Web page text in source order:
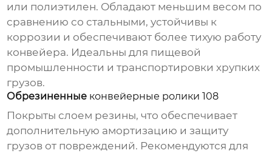
или полиэтилен. Обладают меньшим весом по
сравнению со стальными, устойчивы к
коррозии и обеспечивают более тихую работу
конвейера. Идеальны для пищевой
промышленности и транспортировки хрупких
грузов.
Обрезиненные конвейерные ролики 108
Покрыты слоем резины, что обеспечивает
дополнительную амортизацию и защиту
грузов от повреждений. Рекомендуются для